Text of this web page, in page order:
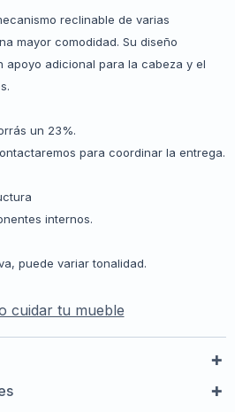
reclinable de varias
mayor comodidad. Su diseño
apoyo adicional para la cabeza y el
un 23%.
para coordinar la entrega.
internos.
puede variar tonalidad.
cuidar tu mueble